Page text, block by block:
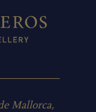
Mallorca,